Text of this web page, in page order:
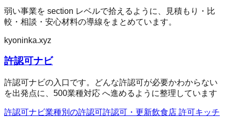
弱い事業を section レベルで拾えるように、見積もり・比
較・相談・安心材料の導線をまとめています。
kyoninka.xyz
許認可ナビ
許認可ナビの入口です。どんな許認可が必要かわからない
を出発点に、500業種対応 へ進めるように整理しています
許認可ナビ業種別の許認可許認可・更新飲食店 許可キッチ